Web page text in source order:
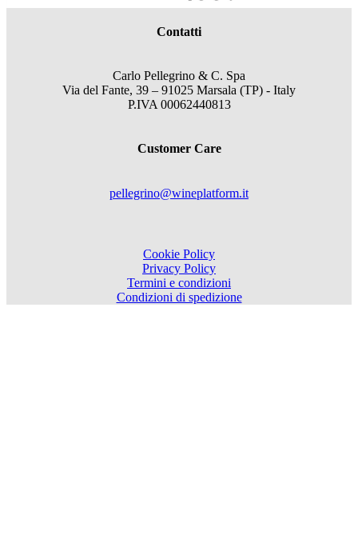
Contatti
Carlo Pellegrino & C. Spa
Via del Fante, 39 – 91025 Marsala (TP) - Italy
P.IVA 00062440813
Customer Care
pellegrino@wineplatform.it
Cookie Policy
Privacy Policy
Termini e condizioni
Condizioni di spedizione